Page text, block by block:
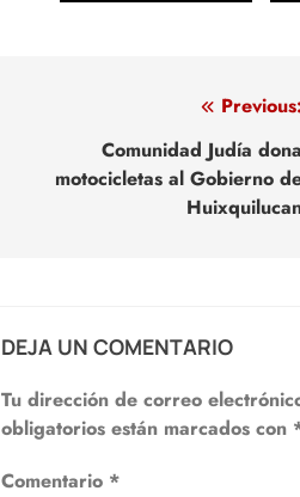
entradas
Previous:
Comunidad Judía dona
motocicletas al Gobierno
DEJA UN COMENTARIO
Tu dirección de correo
obligatorios están marcados con
Comentario *